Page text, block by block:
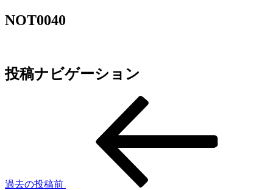
NOT0040
投稿ナビゲーション
過去の投稿前